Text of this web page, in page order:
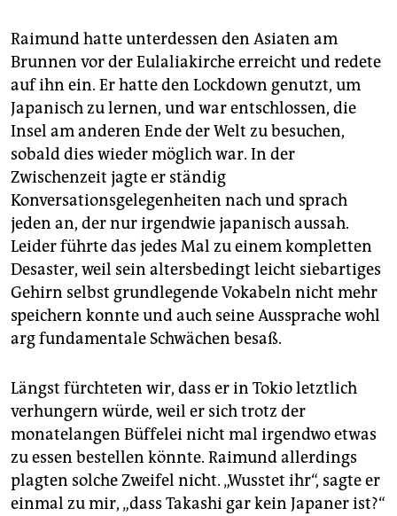
fragen & hilfe
unterstützen
abo
genossenschaft
epaper login
Raimund hatte unterdessen den Asiaten am
Brunnen vor der Eulaliakirche erreicht und redete
auf ihn ein. Er hatte den Lockdown genutzt, um
Japanisch zu lernen, und war entschlossen, die
Insel am anderen Ende der Welt zu besuchen,
sobald dies wieder möglich war. In der
Zwischenzeit jagte er ständig
Konversationsgelegenheiten nach und sprach
jeden an, der nur irgendwie japanisch aussah.
Leider führte das jedes Mal zu einem kompletten
Desaster, weil sein altersbedingt leicht siebartiges
Gehirn selbst grundlegende Vokabeln nicht mehr
speichern konnte und auch seine Aussprache wohl
arg fundamentale Schwächen besaß.
Längst fürchteten wir, dass er in Tokio letztlich
verhungern würde, weil er sich trotz der
monatelangen Büffelei nicht mal irgendwo etwas
zu essen bestellen könnte. Raimund allerdings
plagten solche Zweifel nicht. „Wusstet ihr“, sagte er
einmal zu mir, „dass Takashi gar kein Japaner ist?“